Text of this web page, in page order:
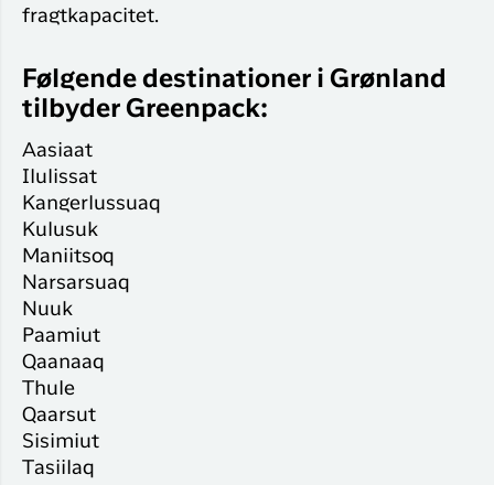
fragtkapacitet.
Følgende destinationer i Grønland
tilbyder Greenpack:
Aasiaat
Ilulissat
Kangerlussuaq
Kulusuk
Maniitsoq
Narsarsuaq
Nuuk
Paamiut
Qaanaaq
Thule
Qaarsut
Sisimiut
Tasiilaq